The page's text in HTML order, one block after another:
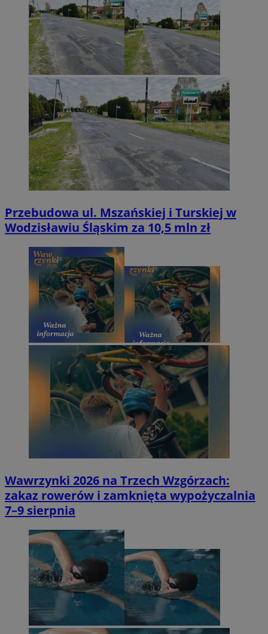
Przebudowa ul. Mszańskiej i Turskiej w
Wodzisławiu Śląskim za 10,5 mln zł
Wawrzynki 2026 na Trzech Wzgórzach:
zakaz rowerów i zamknięta wypożyczalnia
7–9 sierpnia